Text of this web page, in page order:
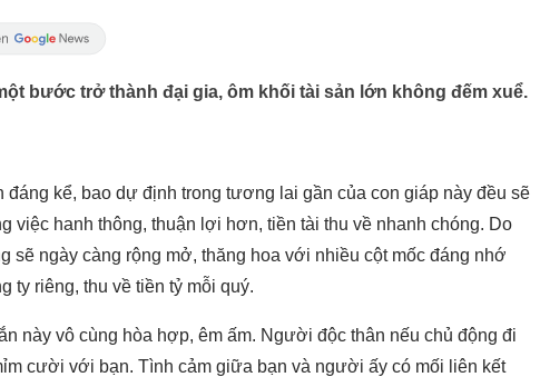
bước trở thành đại gia, ôm khối tài sản lớn không đếm xuể.
kể, bao dự định trong tương lai gần của con giáp này đều sẽ
việc hanh thông, thuận lợi hơn, tiền tài thu về nhanh chóng. Do
sẽ ngày càng rộng mở, thăng hoa với nhiều cột mốc đáng nhớ
ty riêng, thu về tiền tỷ mỗi quý.
này vô cùng hòa hợp, êm ấm. Người độc thân nếu chủ động đi
cười với bạn. Tình cảm giữa bạn và người ấy có mối liên kết